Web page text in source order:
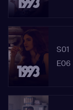
S01
E06